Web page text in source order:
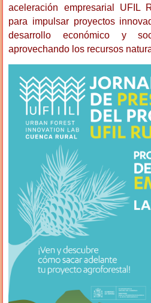
aceleración empresarial UFIL
para impulsar proyectos
desarrollo económico y
aprovechando los recursos